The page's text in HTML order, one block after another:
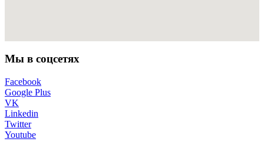
Мы в соцсетях
Facebook
Google Plus
VK
Linkedin
Twitter
Youtube